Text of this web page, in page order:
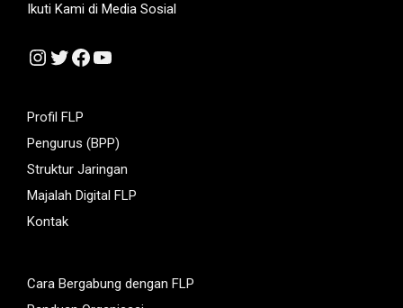
Ikuti Kami di Media Sosial
Instagram
Twitter
Facebook
YouTube
Profil FLP
Pengurus (BPP)
Struktur Jaringan
Majalah Digital FLP
Kontak
Cara Bergabung dengan FLP